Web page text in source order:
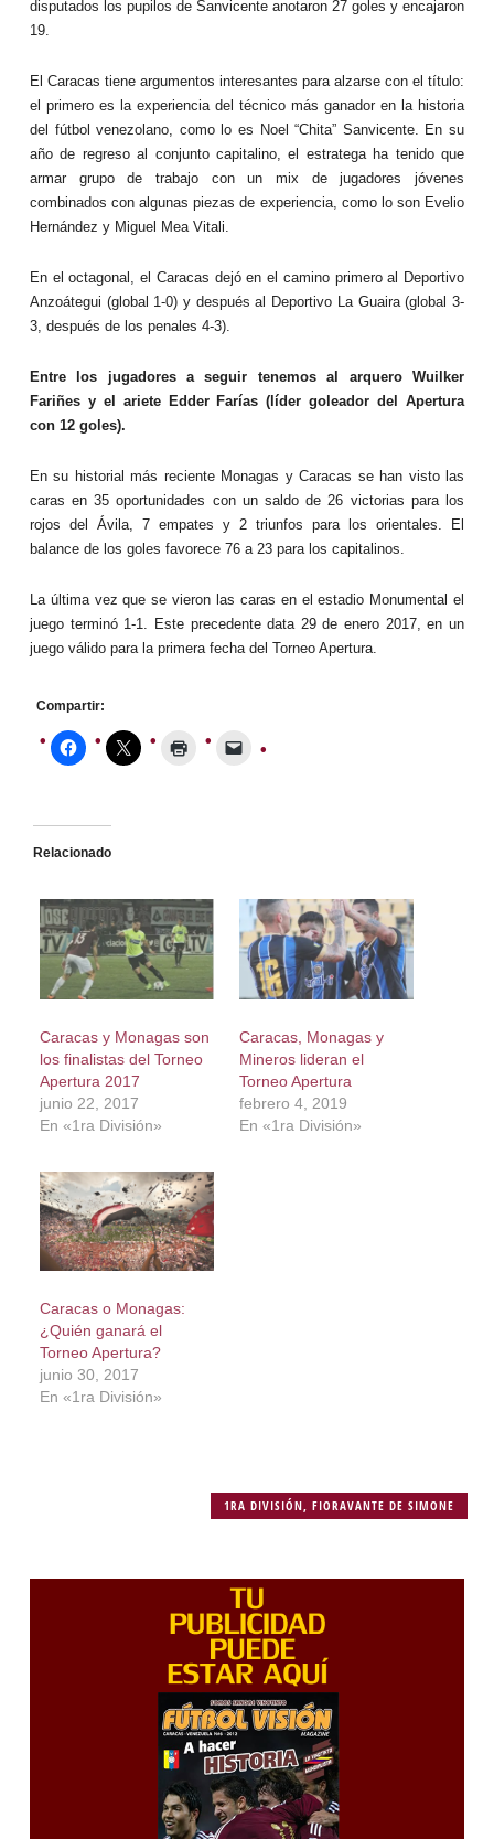
disputados los pupilos de Sanvicente anotaron 27 goles y encajaron
19.
El Caracas tiene argumentos interesantes para alzarse con el título:
el primero es la experiencia del técnico más ganador en la historia
del fútbol venezolano, como lo es Noel “Chita” Sanvicente. En su
año de regreso al conjunto capitalino, el estratega ha tenido que
armar grupo de trabajo con un mix de jugadores jóvenes
combinados con algunas piezas de experiencia, como lo son Evelio
Hernández y Miguel Mea Vitali.
En el octagonal, el Caracas dejó en el camino primero al Deportivo
Anzoátegui (global 1-0) y después al Deportivo La Guaira (global 3-
3, después de los penales 4-3).
Entre los jugadores a seguir tenemos al arquero Wuilker
Fariñes y el ariete Edder Farías (líder goleador del Apertura
con 12 goles).
En su historial más reciente Monagas y Caracas se han visto las
caras en 35 oportunidades con un saldo de 26 victorias para los
rojos del Ávila, 7 empates y 2 triunfos para los orientales. El
balance de los goles favorece 76 a 23 para los capitalinos.
La última vez que se vieron las caras en el estadio Monumental el
juego terminó 1-1. Este precedente data 29 de enero 2017, en un
juego válido para la primera fecha del Torneo Apertura.
Compartir:
Relacionado
Caracas y Monagas son
los finalistas del Torneo
Apertura 2017
junio 22, 2017
En «1ra División»
Caracas, Monagas y
Mineros lideran el
Torneo Apertura
febrero 4, 2019
En «1ra División»
Caracas o Monagas:
¿Quién ganará el
Torneo Apertura?
junio 30, 2017
En «1ra División»
1RA DIVISIÓN ,FIORAVANTE DE SIMONE